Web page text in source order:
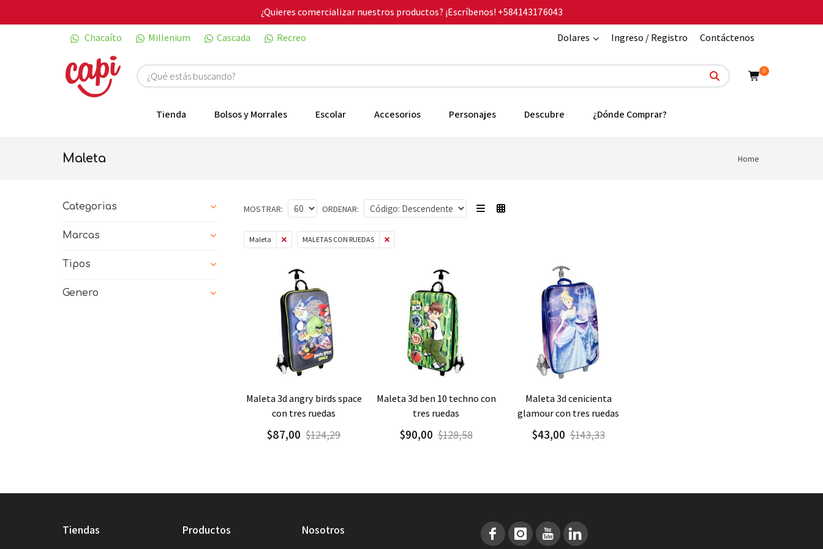
¿Quieres comercializar nuestros productos? ¡Escríbenos!+584143176043
Chacaíto
Millenium Cascada Recreo Dolares Ingreso / Registro Contáctenos
0
Tienda Bolsos y Morrales Escolar Accesorios Personajes Descubre ¿Dónde Comprar?
maleta Home
MOSTRAR: ORDENAR:
Maleta MALETAS CON RUEDAS
Agregar Detalle
maleta 3d angry birds space
con tres ruedas
$87,00 $124,29
Agregar Detalle
maleta 3d ben 10 techno con
tres ruedas
$90,00 $128,58
Agregar Detalle
maleta 3d cenicienta
glamour con tres ruedas
$43,00 $143,33
Categorias
Marcas
Tipos
Genero
tiendas productos nosotros